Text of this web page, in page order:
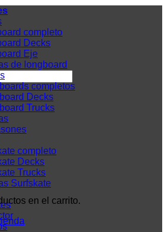
en el carrito.
completo
Decks
Eje
de longboard
completos
Decks
Trucks
completo
Decks
Trucks
Surfskate